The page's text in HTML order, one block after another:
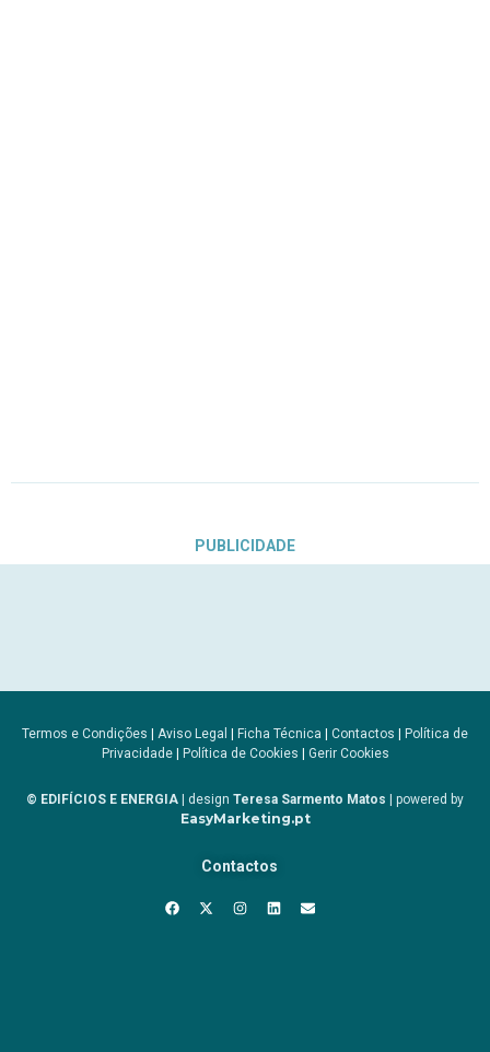
PUBLICIDADE
Termos e Condições | Aviso Legal | Ficha Técnica | Contactos | Política de
Privacidade| Política de Cookies | Gerir Cookies
© EDIFÍCIOS E ENERGIA | design Teresa Sarmento Matos | powered by
EasyMarketing.pt
Contactos